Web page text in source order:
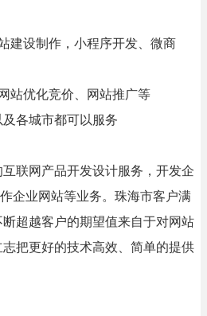
建设制作，小程序开发、微商
站优化竞价、网站推广等
各城市都可以服务
联网产品开发设计服务，开发企
企业网站等业务。珠海市客户满
超越客户的期望值来自于对网站
把更好的技术高效、简单的提供